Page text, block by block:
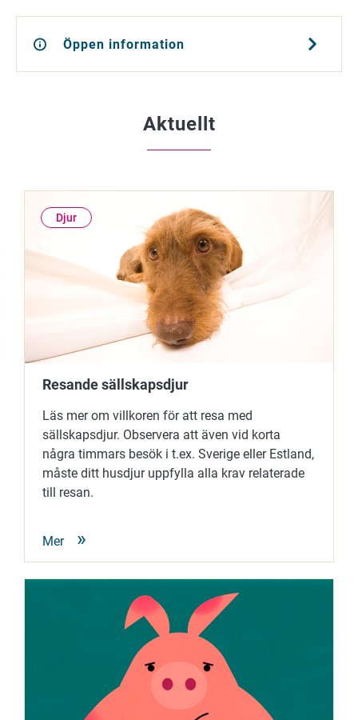
Öppen information
Aktuellt
Djur
Resande sällskapsdjur
Läs mer om villkoren för att resa med
sällskapsdjur. Observera att även vid korta
några timmars besök i t.ex. Sverige eller Estland,
måste ditt husdjur uppfylla alla krav relaterade
till resan.
Mer